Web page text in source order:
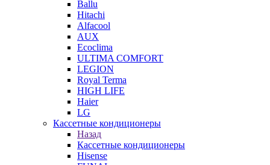
Ballu
Hitachi
Alfacool
AUX
Ecoclima
ULTIMA COMFORT
LEGION
Royal Terma
HIGH LIFE
Haier
LG
Кассетные кондиционеры
Назад
Кассетные кондиционеры
Hisense